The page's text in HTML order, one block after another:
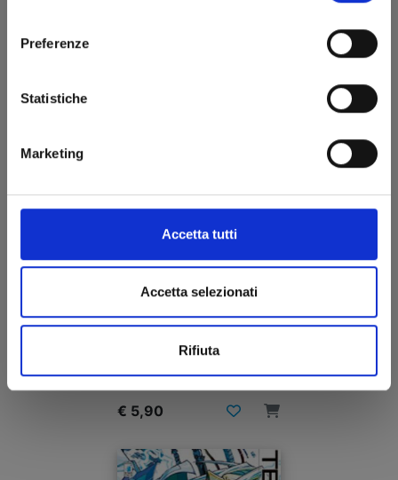
Preferenze
Statistiche
Marketing
Accetta tutti
Accetta selezionati
Rifiuta
€ 5,90